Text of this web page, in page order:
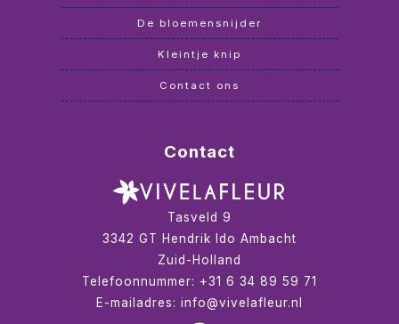
De bloemensnijder
Kleintje knip
Contact ons
Contact
Tasveld 9
3342 GT Hendrik Ido Ambacht
Zuid-Holland
Telefoonnummer: +31 6 34 89 59 71
E-mailadres: info@vivelafleur.nl